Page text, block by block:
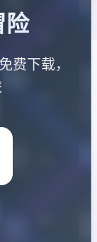
险
费下载，